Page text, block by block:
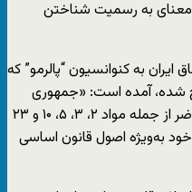
معنای به رسمیت شناختن
به کنوانسیون “پالرمو” که
شده، آمده است: «جمهوری
اسلامی ایران نسبت به کنوانسیون حاضر از جمله مواد ۲، ۳، ۵، ۱۰ و ۲۳
به‌ویژه اصول قانون اساسی